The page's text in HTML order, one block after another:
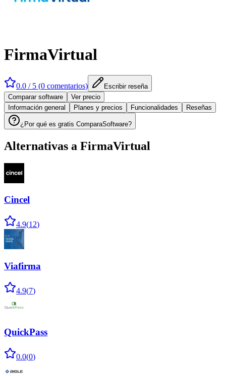
FirmaVirtual
0.0 / 5 (0 comentarios)
Escribir reseña
Comparar software
Ver precio
Información general
Planes y precios Funcionalidades Reseñas
¿Por qué es gratis ComparaSoftware?
Alternativas a FirmaVirtual
Cincel
4.9(12)
Viafirma
4.9(7)
QuickPass
0.0(0)